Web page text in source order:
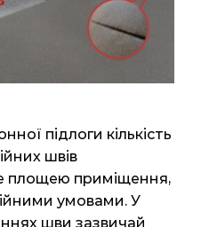
підлоги кількість
швів
площею приміщення,
умовами. У
шви зазвичай